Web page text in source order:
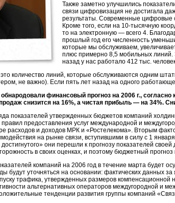
Также заметно улучшились
связи цифровизация не достигала
результаты. Современные цифровые
Кроме того, если на 10-тысячную
то на электронную — всего 4.
прошлый год его численность
которые мы обслуживаем,
плюс примерно 8,5 мобильных линий.
назад у нас работало 412 тыс.
количество линий, которые обслуживаются одним
не важно). Если пять лет назад на одного
финансовый прогноз на 2006 г.,
снизится на 16%, а чистая прибыль — на 34%.
показателей утвержденных бюджетов компаний
предоставления услуг международной и
расходов и доходов МРК и «Ростелекома». Вторым
на рынке связи, вступившими в силу с 1
они перешли к прогнозу показателей
в своих оценках, и поэтому бюджетный прогноз
компаний на 2006 год в течение марта будет
будут уточняться на основании: фактических данных
трафика, утвержденных размеров компенсационной
альтернативных операторов междугородной и
тенденции развития группы компаний